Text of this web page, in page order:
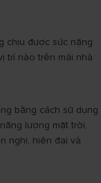
chịu được sức nặng
trí nào trên mái nhà
bằng cách sử dụng
lượng mặt trời,
nghi, hiện đại và